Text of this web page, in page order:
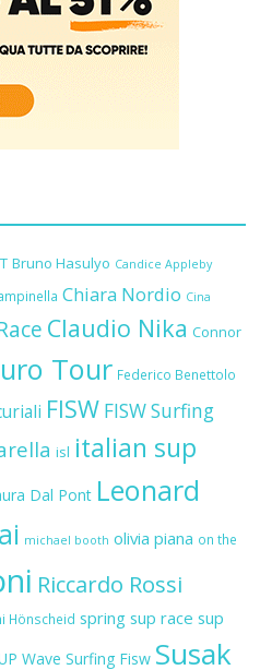
Bruno Hasulyo Candice Appleby
Chiara Nordio Cina
Claudio Nika Connor
Tour Federico Benettolo
FISW FISW Surfing
isl italian sup
Dal Pont Leonard
michael booth olivia piana on the
Riccardo Rossi
Hönscheid spring sup race sup
Wave Surfing Fisw Susak